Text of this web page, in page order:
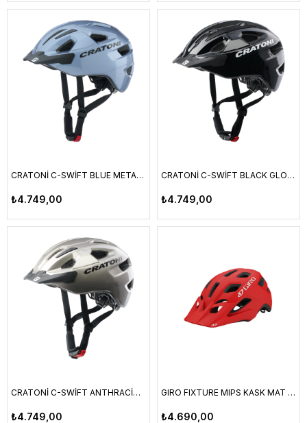
CRATONİ C-SWİFT BLUE METALLİC GLOSSY UNI
₺4.749,00
CRATONİ C-SWİFT BLACK GLOSSY UNI
₺4.749,00
CRATONİ C-SWİFT ANTHRACİTE GLOSSY UNI
₺4.749,00
GIRO FIXTURE MIPS KASK MAT KIRMIZI STANDART BEDEN 54-61CM
₺4.690,00